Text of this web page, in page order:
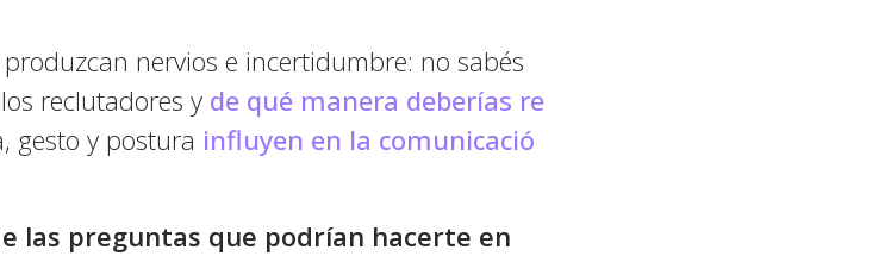
nervios e incertidumbre: no sabés
reclutadores y de qué manera deberías re
gesto y postura influyen en la comunicació
las preguntas que podrían hacerte en